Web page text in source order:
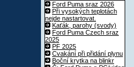
Ford Puma sraz 2026
Při vysokých teplotách
nejde nastartovat.
Kaťák, parohy (svody)
Ford Puma Czech sraz
2025
PF 2025
Cvakání při přidání plynu
Boční krytka na blinkr